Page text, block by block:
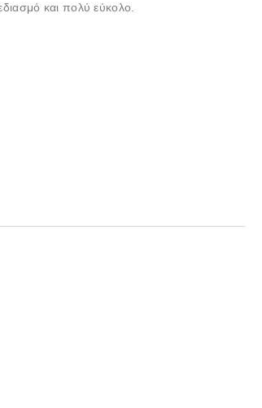
και πολύ εύκολο.